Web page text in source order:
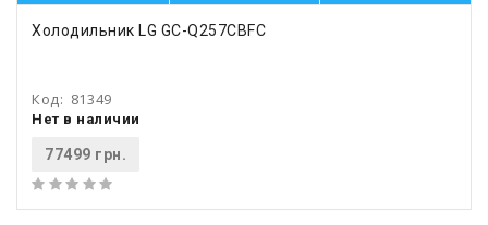
Холодильник LG GC-Q257CBFC
Код: 81349
Нет в наличии
77499 грн.